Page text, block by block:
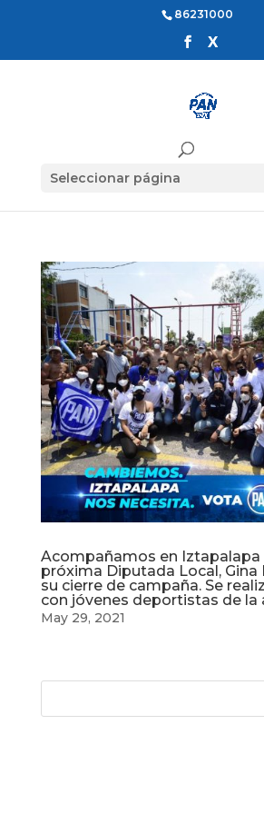
86231000
Seleccionar página
Acompañamos en Iztapalapa
próxima Diputada Local, Gina
su cierre de campaña. Se
con jóvenes deportistas de la
May 29, 2021